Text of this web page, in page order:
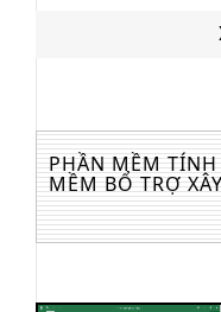
PHẦN MỀM
MỀM BỔ TRỢ